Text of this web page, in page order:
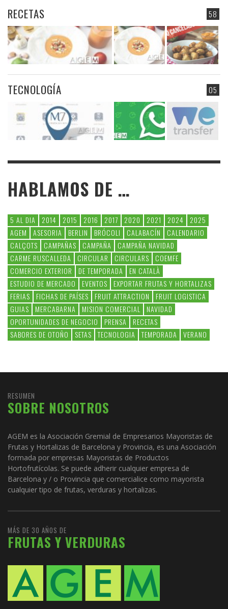
58
RECETAS
05
TECNOLOGÍA
HABLAMOS DE …
5 AL DIA 2014 2015 2016 2017 2020 2021 2024
2025
AGEM
ASESORIA BERLIN BRÓCOLI CALABACÍN
CALENDARIO
CALÇOTS
CAMPAÑAS CAMPAÑA
CAMPAÑA NAVIDAD
CARME RUSCALLEDA
CIRCULAR CIRCULARS
COEMFE
COMERCIO EXTERIOR
DE TEMPORADA
EN CATALÀ
ESTUDIO DE MERCADO
EVENTOS
EXPORTAR FRUTAS Y HORTALIZAS
FERIAS
FICHAS DE PAÍSES FRUIT ATTRACTION
FRUIT LOGISTICA
GUIAS
MERCABARNA MISION COMERCIAL
NAVIDAD
OPORTUNIDADES DE NEGOCIO
PRENSA
RECETAS
SABORES DE OTOÑO
SETAS TECNOLOGIA TEMPORADA VERANO
RESUMEN
SOBRE NOSOTROS
AGEM es la Asociación Gremial de Empresarios Mayoristas de
Frutas y Hortalizas de Barcelona y Provincia, es una Asociación
formada por empresas Mayoristas de Productos
Hortofrutícolas. Se puede adherir cualquier empresa de
Barcelona y / o Provincia que comercialice como mayorista
cualquier tipo de frutas, verduras y hortalizas.
MÁS DE 30 AÑOS DE
FRUTAS Y VERDURAS